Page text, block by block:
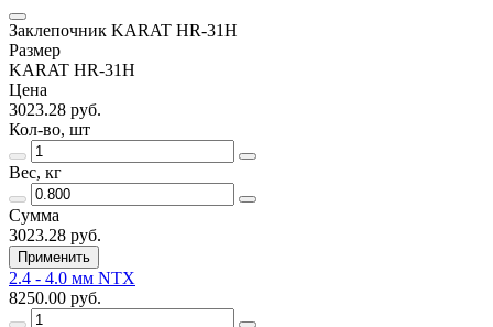
Заклепочник KARAT HR-31Н
Размер
KARAT HR-31Н
Цена
3023.28 руб.
Кол-во, шт
Вес, кг
Сумма
3023.28 руб.
Применить
2.4 - 4.0 мм NTX
8250.00 руб.